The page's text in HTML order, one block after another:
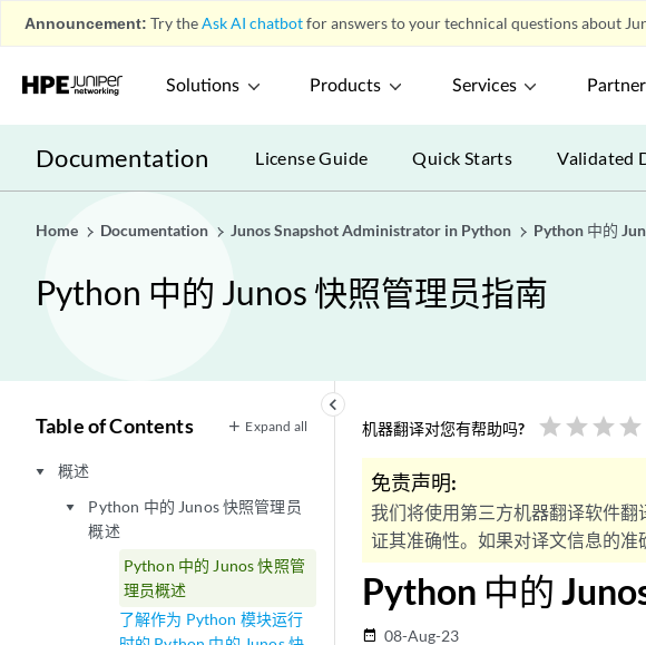
Announcement: Try theAsk AI chatbotfor answers to your technical questions about
Solutions Products Services
Documentation License Guide Quick Starts Validated
Home Documentation Junos Snapshot Administrator in Python Python 中的
Python 中的 Junos 快照管理员指南
keyboard_arrow_left
Table of Contents Expand all
play_arrow 概述
play_arrow
Python 中的 Junos 快照管理员
概述
Python 中的 Junos 快照管
理员概述
了解作为 Python 模块运行
机器翻译对您有帮助吗? star star star star
免责声明:
我们将使用第三方机器翻译软件
证其准确性。如果对译文信息的准
Python 中的
date_range 08-Aug-23